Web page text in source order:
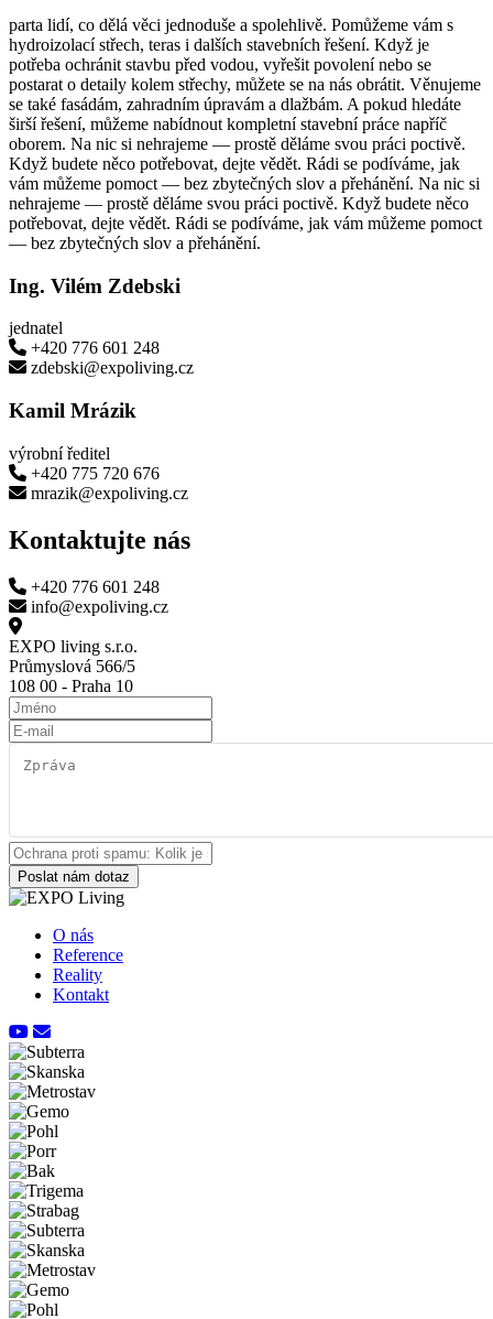
parta lidí, co dělá věci jednoduše a spolehlivě. Pomůžeme vám s
hydroizolací střech, teras i dalších stavebních řešení. Když je
potřeba ochránit stavbu před vodou, vyřešit povolení nebo se
postarat o detaily kolem střechy, můžete se na nás obrátit. Věnujeme
se také fasádám, zahradním úpravám a dlažbám. A pokud hledáte
širší řešení, můžeme nabídnout kompletní stavební práce napříč
oborem. Na nic si nehrajeme — prostě děláme svou práci poctivě.
Když budete něco potřebovat, dejte vědět. Rádi se podíváme, jak
vám můžeme pomoct — bez zbytečných slov a přehánění. Na nic si
nehrajeme — prostě děláme svou práci poctivě. Když budete něco
potřebovat, dejte vědět. Rádi se podíváme, jak vám můžeme pomoct
— bez zbytečných slov a přehánění.
Ing. Vilém Zdebski
jednatel
+420 776 601 248
zdebski@expoliving.cz
Kamil Mrázik
výrobní ředitel
+420 775 720 676
mrazik@expoliving.cz
Kontaktujte nás
+420 776 601 248
info@expoliving.cz
EXPO living s.r.o.
Průmyslová 566/5
108 00 - Praha 10
Poslat nám dotaz
O nás
Reference
Reality
Kontakt